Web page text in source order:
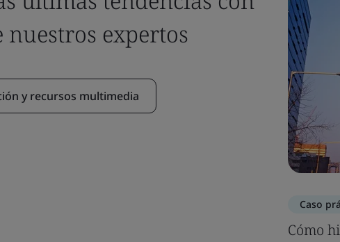
nuestros expertos
y recursos multimedia
Caso
Cómo